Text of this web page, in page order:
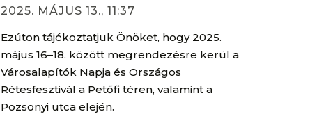
2025. MÁJUS 13., 11:37
Ezúton tájékoztatjuk Önöket, hogy 2025.
május 16–18. között megrendezésre kerül a
Városalapítók Napja és Országos
Rétesfesztivál a Petőfi téren, valamint a
Pozsonyi utca elején.